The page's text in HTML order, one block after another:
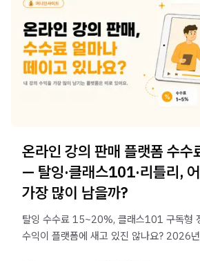
온라인 강의 판매 플랫폼 수
— 탈잉·클래스101·리틀리,
가장 많이 남을까?
탈잉 수수료 15~20%, 클래스101 구독형
수익이 플랫폼에 새고 있진 않나요? 2026